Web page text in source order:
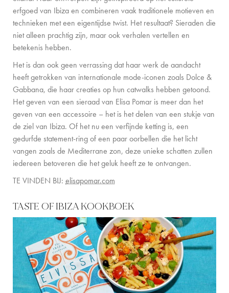
erfgoed van Ibiza en combineren vaak traditionele motieven en
technieken met een eigentijdse twist. Het resultaat? Sieraden die
niet alleen prachtig zijn, maar ook verhalen vertellen en
betekenis hebben.
Het is dan ook geen verrassing dat haar werk de aandacht
heeft getrokken van internationale mode-iconen zoals Dolce &
Gabbana, die haar creaties op hun catwalks hebben getoond.
Het geven van een sieraad van Elisa Pomar is meer dan het
geven van een accessoire – het is het delen van een stukje van
de ziel van Ibiza. Of het nu een verfijnde ketting is, een
gedurfde statement-ring of een paar oorbellen die het licht
vangen zoals de Mediterrane zon, deze unieke schatten zullen
iedereen betoveren die het geluk heeft ze te ontvangen.
TE VINDEN BIJ: elisapomar.com
TASTE OF IBIZA KOOKBOEK